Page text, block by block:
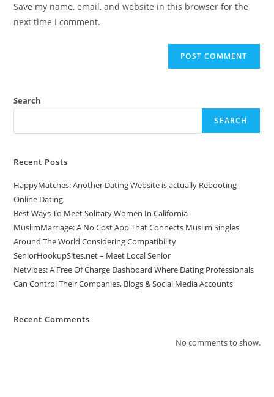
Save my name, email, and website in this browser for the
next time I comment.
Search
SEARCH
Recent Posts
HappyMatches: Another Dating Website is actually Rebooting
Online Dating
Best Ways To Meet Solitary Women In California
MuslimMarriage: A No Cost App That Connects Muslim Singles
Around The World Considering Compatibility
SeniorHookupSites.net – Meet Local Senior
Netvibes: A Free Of Charge Dashboard Where Dating Professionals
Can Control Their Companies, Blogs & Social Media Accounts
Recent Comments
No comments to show.